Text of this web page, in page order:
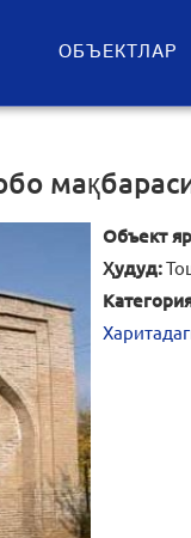
ОБЪЕКТЛАР
Объект
Ҳудуд: